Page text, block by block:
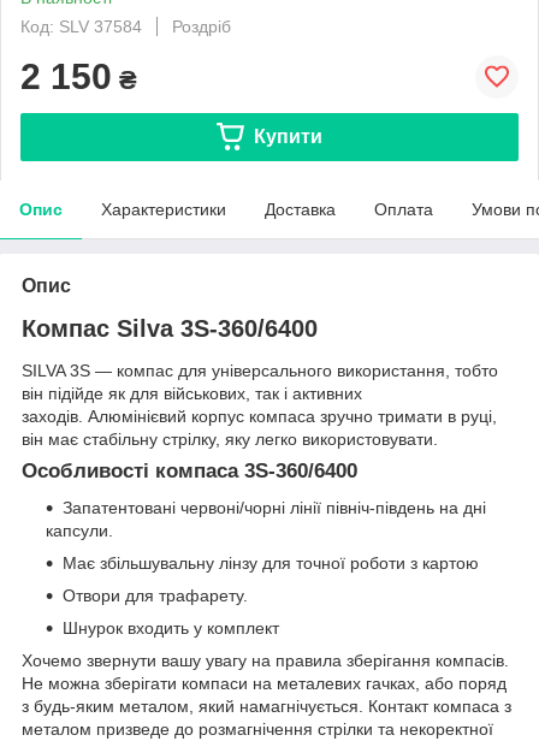
Код: SLV 37584
Роздріб
2 150 ₴
Купити
Опис Характеристики Доставка Оплата Умови
Опис
Компас Silva 3S-360/6400
SILVA 3S — компас для універсального використання, тобто
він підійде як для військових, так і активних
заходів. Алюмінієвий корпус компаса зручно тримати в руці,
він має стабільну стрілку, яку легко використовувати.
Особливості компаса 3S-360/6400
Запатентовані червоні/чорні лінії північ-південь на дні
капсули.
Має збільшувальну лінзу для точної роботи з картою
Отвори для трафарету.
Шнурок входить у комплект
Хочемо звернути вашу увагу на правила зберігання компасів.
Не можна зберігати компаси на металевих гачках, або поряд
з будь-яким металом, який намагнічується. Контакт компаса з
металом призведе до розмагнічення стрілки та некоректної